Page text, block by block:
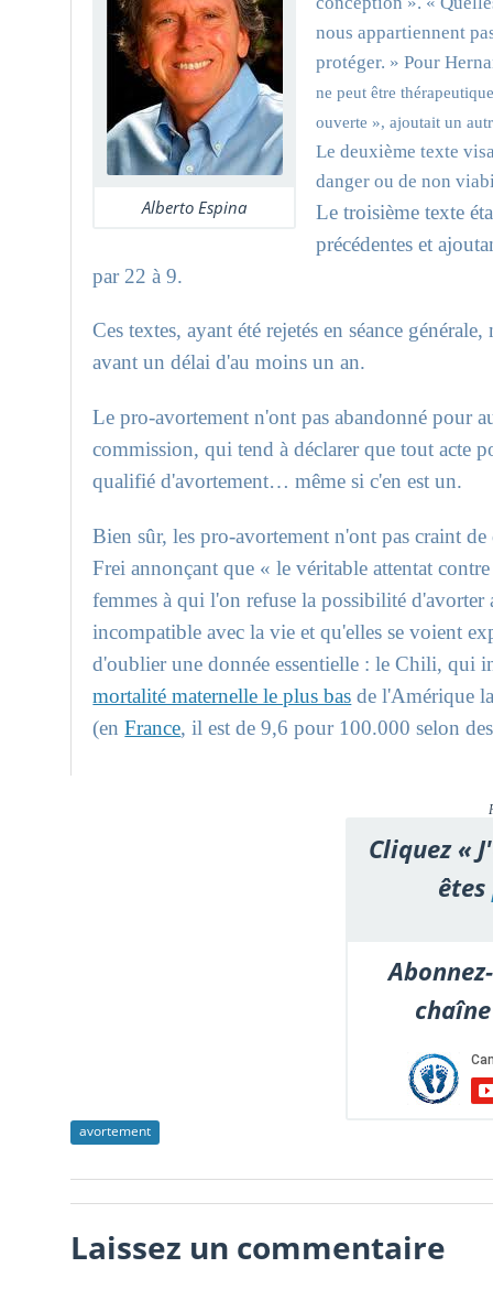
Alberto Espina
nous appartiennent
protéger. » Pour
ne peut être
ouverte », ajoutait un
Le deuxième texte
danger ou de non
Le troisième texte
précédentes et
par 22 à 9.
Ces textes, ayant été rejetés en séance
avant un délai d'au moins un an.
Le pro-avortement n'ont pas abandonné pour
commission, qui tend à déclarer que tout acte
qualifié d'avortement… même si c'en est un.
Bien sûr, les pro-avortement n'ont pas craint
Frei annonçant que « le véritable attentat
femmes à qui l'on refuse la possibilité
incompatible avec la vie et qu'elles se voient
d'oublier une donnée essentielle : le Chili, qui
mortalité maternelle le plus bas de l'Amérique
(enFrance, il est de 9,6 pour 100.000 selon
Cliquez «
êtes
avortement
Laissez un commentaire